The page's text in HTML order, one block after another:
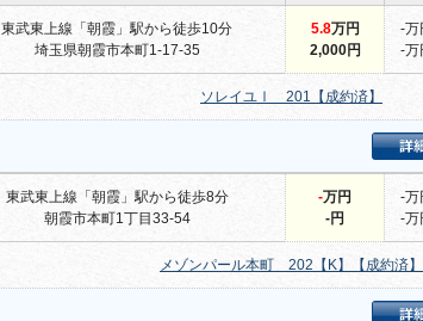
東武東上線「朝霞」駅から徒歩10分
埼玉県朝霞市本町1-17-35
5.8万円
2,000円
-万
-万
ソレイユⅠ 201【成約済】
東武東上線「朝霞」駅から徒歩8分
朝霞市本町1丁目33-54
-万円
-円
-万
-万
メゾンパール本町 202【K】【成約済】